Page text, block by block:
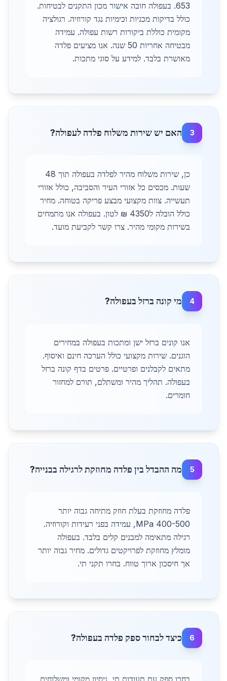
653. בעפולה חובה אישור מכון התקנים לבטיחות.
כולל בדיקות מכניות וכימיות נגד קורוזיה. רגולציה
מקומית כוללת ביקורות רשות עפולה. עמידה
מבטיחה אחריות 50 שנה. אנו מציעים פלדה
מאושרת בלבד. למידע על סוגי מתכות.
3 האם יש שירות משלוח פלדה לעפולה?
כן, שירות משלוח מהיר לפלדה בעפולה תוך 48
שעות. מכסים כל אזורי העיר והסביבה, כולל אזורי
תעשייה. צוות מקצועי מבצע פריקה בטוחה. מחיר
כולל הובלה ל4350 ₪ לטון. בעפולה אנו מתמחים
בשירות מקומי מהיר. צרו קשר לקביעת מועד.
4 מי קונה ברזל בעפולה?
אנו קונים ברזל ישן ומתכות בעפולה במחירים
הוגנים. שירות מקצועי כולל הערכה חינם ואיסוף.
מתאים לקבלנים ופרטיים. פרטים בדף קונה ברזל
בעפולה. תהליך מהיר ומשתלם, תורם למחזור
חומרים.
5 מה ההבדל בין פלדה מחוזקת לרגילה בבנייה?
פלדה מחוזקת בעלת חוזק מתיחה גבוה יותר
400-500 MPa, עמידה בפני רעידות וקורוזיה.
רגילה מתאימה למבנים קלים בלבד. בעפולה
מומלץ מחוזקת לפרויקטים גדולים. מחיר גבוה יותר
אך חיסכון ארוך טווח. בחרו תקני תי.
6 כיצד לבחור ספק פלדה בעפולה?
בחרו ספק עם תעודות תי, ניסיון מקומי ומשלוחים